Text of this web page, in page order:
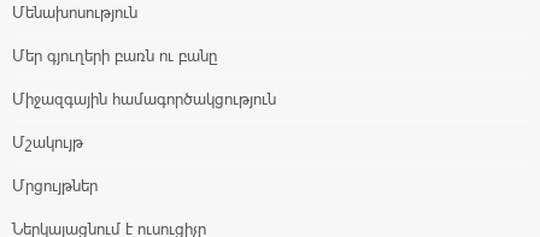
Մենախոսություն
Մեր գյուղերի բառն ու բանը
Միջազգային համագործակցություն
Մշակույթ
Մրցույթներ
Ներկայացնում է ուսուցիչը